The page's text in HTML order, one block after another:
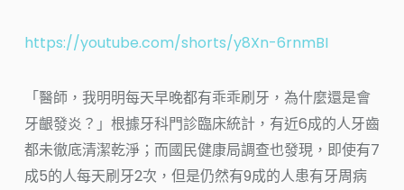
https://youtube.com/shorts/y8Xn-6rnmBI
「醫師，我明明每天早晚都有乖乖刷牙，為什麼還是會
牙齦發炎？」根據牙科門診臨床統計，有近6成的人牙齒
都未徹底清潔乾淨；而國民健康局調查也發現，即使有7
成5的人每天刷牙2次，但是仍然有9成的人患有牙周病